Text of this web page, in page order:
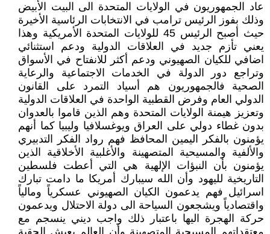
عاد الجمهوريون في الولايات المتحدة الى البيت الأبيض
وذلك بفوز الرئيس ترامب في الانتخابات الرئاسية الأخيرة
حيث أصبح الرئيس 45 للولايات المتحدة الأمريكية وهذا
يعني تأزم جديد في العلاقات الدولية ودعم استثنائي
اضافي للكيان الصهيوني ودعم أكثر للانفتاح في الأسواق
وتراجع دور الدولة في الخدمات الاجتماعية والرعاية
الصحية فالجمهوريون هم أسياد التمرد على القانون
الدولي العام وفرض القطبية الواحدة في العلاقات الدولية
وتعزيز هيمنة الولايات المتحدة وهم الذين قاموا بالعدوان
بدون غطاء دولي على العراق ويوغسلافيا وليبيا كما أنهم
يؤمنون بالفكر اليمين المحافظ فهم رواد الفكر التدبيري
والألفية والمسيحية المتصهينة والأغلبية الأخلاقية الذين
يؤمنون بأن النبؤات الإلهية هي التي أعطت فلسطين
التاريخية لليهود وأن الله سيبارك أمريكا ما دامت تبارك
اسرائيل فهم يدعمون الكيان الصهيوني عسكرياً ومالياً
واقتصادياً ويشجعون السياحة الى دولة الاحتلال ويدعمون
حركة الهجرة اليها باعتبار ذلك واجب ديني ينسجم مع